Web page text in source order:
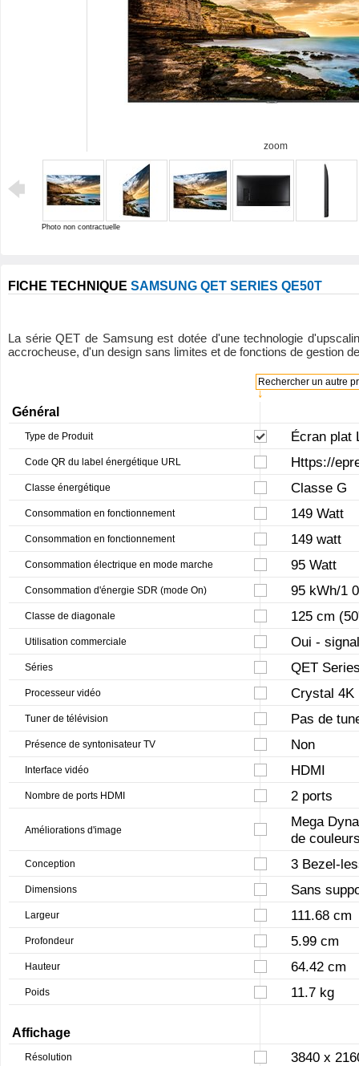
zoom
Photo non contractuelle
FICHE TECHNIQUE SAMSUNG QET SERIES QE50T
La série QET de Samsung est dotée d'une technologie
accrocheuse, d'un design sans limites et de fonctions de gestion
↓
Rechercher un autre
Général
Type de Produit Écran plat
Code QR du label énergétique URL Https://
Classe énergétique Classe G
Consommation en fonctionnement 149 Watt
Consommation en fonctionnement 149 watt
Consommation électrique en mode marche 95 Watt
Consommation d'énergie SDR (mode On) 95 kWh/1
Classe de diagonale 125 cm
Utilisation commerciale Oui -
Séries QET
Processeur vidéo Crystal 4K
Tuner de télévision Pas de
Présence de syntonisateur TV Non
Interface vidéo HDMI
Nombre de ports HDMI 2 ports
Améliorations d'image
Mega
de
Conception 3 Bezel-
Dimensions Sans
Largeur 111.68 cm
Profondeur 5.99 cm
Hauteur 64.42 cm
Poids 11.7 kg
Affichage
Résolution 3840 x